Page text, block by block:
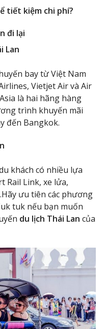
tiết kiệm chi phí?
đi lại
Lan
bay từ Việt Nam
Vietjet Air và Air
là hai hãng hàng
trình khuyến mãi
đến Bangkok.
khách có nhiều lựa
Rail Link, xe lửa,
ưu tiên các phương
tuk nếu bạn muốn
du lịch Thái Lan của